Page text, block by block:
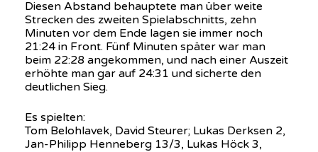
Diesen Abstand behauptete man über weite
Strecken des zweiten Spielabschnitts, zehn
Minuten vor dem Ende lagen sie immer noch
21:24 in Front. Fünf Minuten später war man
beim 22:28 angekommen, und nach einer Auszeit
erhöhte man gar auf 24:31 und sicherte den
deutlichen Sieg.
Es spielten:
Tom Belohlavek, David Steurer; Lukas Derksen 2,
Jan-Philipp Henneberg 13/3, Lukas Höck 3,